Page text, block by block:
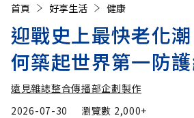
首頁 好享生活 健康
迎戰史上最快老化
何築起世界第一防護
遠見雜誌整合傳播部企劃製作
2026-07-30
瀏覽數 2,000+